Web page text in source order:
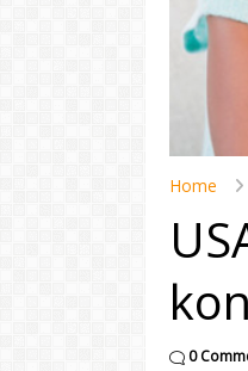
Home
0